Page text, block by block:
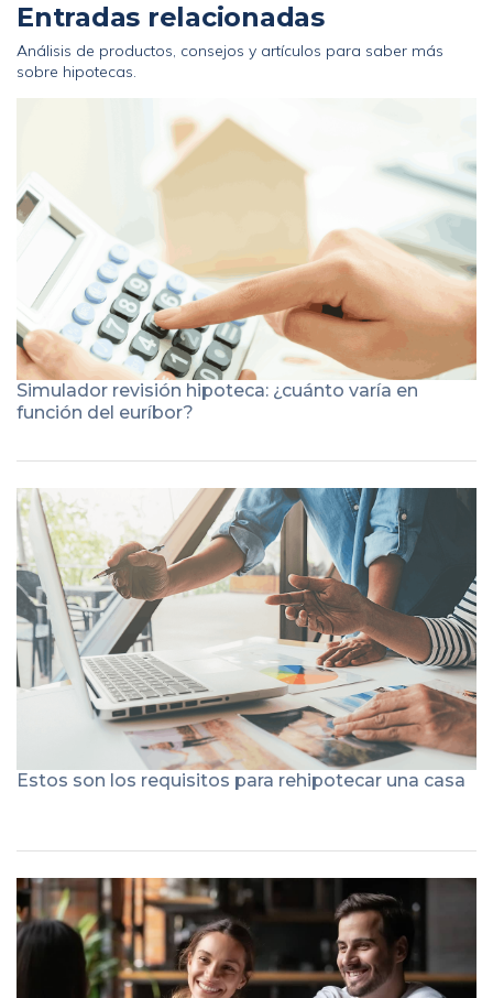
Entradas relacionadas
Análisis de productos, consejos y artículos para saber más
sobre hipotecas.
Simulador revisión hipoteca: ¿cuánto varía en
función del euríbor?
Estos son los requisitos para rehipotecar una casa